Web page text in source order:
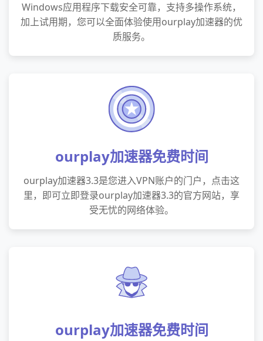
Windows应用程序下载安全可靠，支持多操作系统，
加上试用期，您可以全面体验使用ourplay加速器的优
质服务。
ourplay加速器免费时间
ourplay加速器3.3是您进入VPN账户的门户，点击这
里，即可立即登录ourplay加速器3.3的官方网站，享
受无忧的网络体验。
ourplay加速器免费时间